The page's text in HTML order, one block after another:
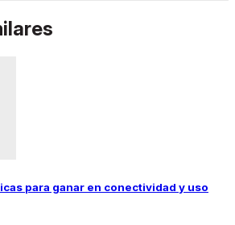
para ganar en conectividad y uso